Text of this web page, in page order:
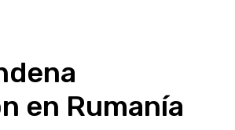
en Rumanía